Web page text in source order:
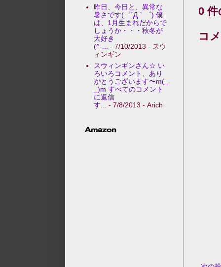
0
コ
昨日、今日と、異常な
暑さです(゜´Д｀゜) 僕
は、1月生まれだからで
しょうか・・・秋冬が
大好き
(^-...
- 7/10/2013 - スウ
ィンギン
スウィンギンさん☆ い
ろいろコメント、あり
がとうございます〜m(_
_)m すべてのコメント
に返信
す...
- 7/8/2013 - Arich
Amazon